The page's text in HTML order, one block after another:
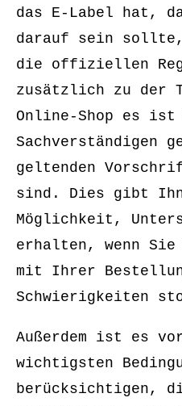
das E-Label hat,
darauf sein sollte,
die offiziellen
zusätzlich zu der
Online-Shop es
geltenden
sind. Dies gibt
Möglichkeit,
erhalten, wenn Sie
mit Ihrer
Schwierigkeiten
Außerdem ist es
wichtigsten
berücksichtigen,